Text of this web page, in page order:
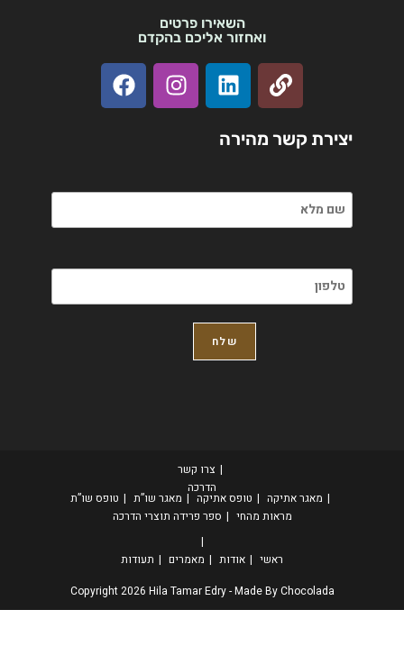
יצירת קשר מהירה
השאירו פרטים
ואחזור אליכם בהקדם
צרו קשר
הדרכה
טופס שו”ת מאגר שו”ת טופס אתיקה
מאגר אתיקה
תוצרי הדרכה ספר פרידה מראות מהחי
תעודות מאמרים אודות
ראשי
Copyright 2026 Hila Tamar Edry - Made ByChocolada